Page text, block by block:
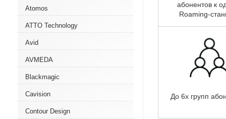
Atomos
ATTO Technology
Avid
AVMEDA
Blackmagic
Cavision
Contour Design
абонентов к
Roaming-
До 6х групп